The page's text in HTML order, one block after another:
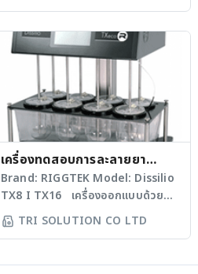
การทำงานด้วยระบบซอฟท์แวร์ ที่ผู้ใช้
งานสามารถบันทึกและแสดงข้อมูลใน
การดูดและจ่ายสารละลาย ทำให้สะดวก
ต่อการตรวจสอบและป้องกันข้อผิด
พลาดในการบันทึกข้อมูลโดยคน
· ช่วยลดความผิดพลาดที่อาจเกิดขึ้น
จากการดูดจ่ายสารละลาย หรือการทำ
ปิเปต ด้วยมือ · เหมาะกับงานที่ต้องปิ
เปตด้วยมือแบบหลาย ๆ ครั้ง หรือมี
สารละลายจำนวนมาก ช่วยลดเวลาและ
· สามารถนำมาใช้ในงานเตรียม
อาทิ งาน qPCR, ELISA, Cells Based
เครื่องทดสอบการละลายยา
"Dissilio” จาก Riggtek ประเทศ
เยอรมนี
Brand: RIGGTEK Model: Dissilio
TX8 I TX16 เครื่องออกแบบด้วย
เทคโนโลยี โดยใช้หลักการ "SIMPLY
SMART - ทำชีวิตทุกวันของคุณให้ง่าย
ชาญฉลาด ผสมผสานกับเทคโนโลยีที่
TRI SOLUTION CO LTD